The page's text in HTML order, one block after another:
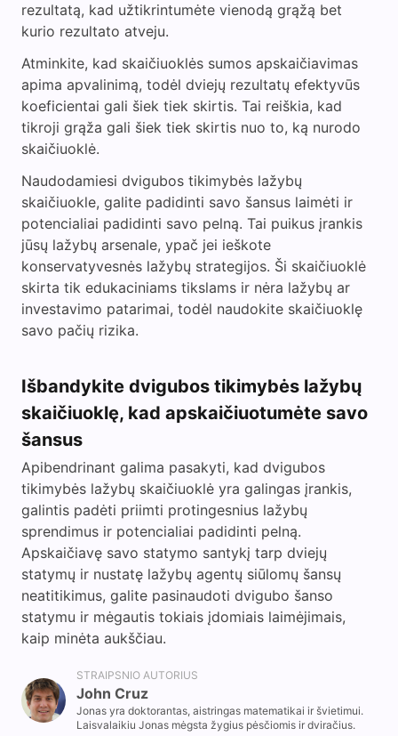
rezultatą, kad užtikrintumėte vienodą grąžą bet
kurio rezultato atveju.
Atminkite, kad skaičiuoklės sumos apskaičiavimas
apima apvalinimą, todėl dviejų rezultatų efektyvūs
koeficientai gali šiek tiek skirtis. Tai reiškia, kad
tikroji grąža gali šiek tiek skirtis nuo to, ką nurodo
skaičiuoklė.
Naudodamiesi dvigubos tikimybės lažybų
skaičiuokle, galite padidinti savo šansus laimėti ir
potencialiai padidinti savo pelną. Tai puikus įrankis
jūsų lažybų arsenale, ypač jei ieškote
konservatyvesnės lažybų strategijos. Ši skaičiuoklė
skirta tik edukaciniams tikslams ir nėra lažybų ar
investavimo patarimai, todėl naudokite skaičiuoklę
savo pačių rizika.
Išbandykite dvigubos tikimybės lažybų
skaičiuoklę, kad apskaičiuotumėte savo
šansus
Apibendrinant galima pasakyti, kad dvigubos
tikimybės lažybų skaičiuoklė yra galingas įrankis,
galintis padėti priimti protingesnius lažybų
sprendimus ir potencialiai padidinti pelną.
Apskaičiavę savo statymo santykį tarp dviejų
statymų ir nustatę lažybų agentų siūlomų šansų
neatitikimus, galite pasinaudoti dvigubo šanso
statymu ir mėgautis tokiais įdomiais laimėjimais,
kaip minėta aukščiau.
STRAIPSNIO AUTORIUS
John Cruz
Jonas yra doktorantas, aistringas matematikai ir švietimui.
Laisvalaikiu Jonas mėgsta žygius pėsčiomis ir dviračius.